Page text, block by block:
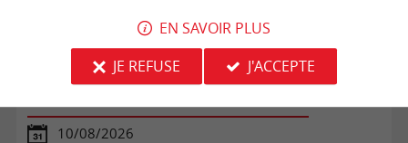
Observation du ciel nocturne
10/08/2026
EN SAVOIR PLUS
JE REFUSE
J'ACCEPTE